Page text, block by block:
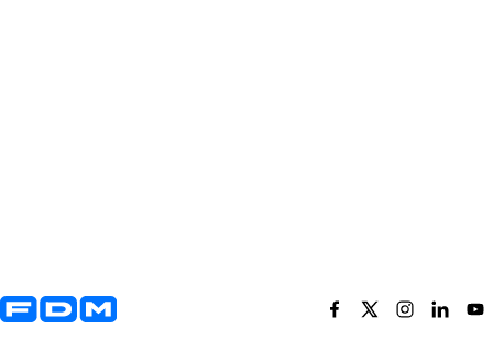
Yderligere information og kontaktoplysninger